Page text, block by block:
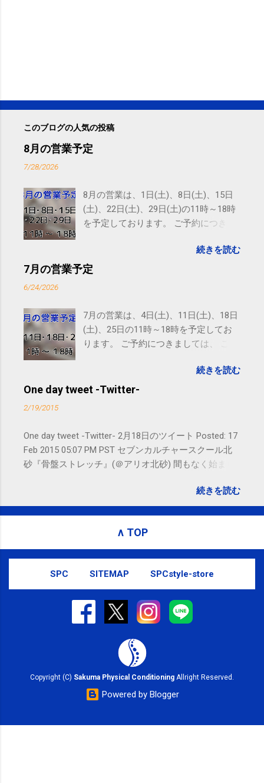
このブログの人気の投稿
8月の営業予定
7/28/2026
8月の営業は、1日(土)、8日(土)、15日
(土)、22日(土)、29日(土)の11時～18時
を予定しております。 ご予約につきま
す。 電話に出られないことがあります
ので、ご予約、お問い合わせは
続きを読む
7月の営業予定
6/24/2026
7月の営業は、4日(土)、11日(土)、18日
(土)、25日の11時～18時を予定してお
ります。 ご予約につきましては、 こち
れないことがありますので、ご予約、
お問い合わせはSMS（ショートメッセ
続きを読む
One day tweet -Twitter-
2/19/2015
One day tweet -Twitter- 2月18日のツイート Posted: 17
Feb 2015 05:07 PM PST セブンカルチャースクール北
砂『骨盤ストレッチ』(＠アリオ北砂) 間もなく始まり
subscribed to email updates from サクマフィジカルコ
ンディショニング(@SPCstyle) - Twilog To stop
Email delivery powered by Google Google Inc., 1600
Amphitheatre Parkway, Mountain View, CA 94043,
続きを読む
∧ TOP
SPC SITEMAP SPCstyle-store
Copyright (C) Sakuma Physical Conditioning Allright Reserved.
Powered by Blogger